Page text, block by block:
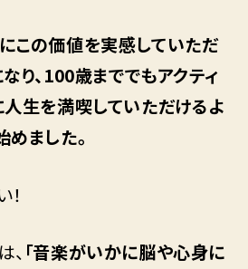
この価値を実感していただ
り、100歳まででもアクティ
人生を満喫していただけるよ
ました。
、 「音楽がいかに脳や心身に